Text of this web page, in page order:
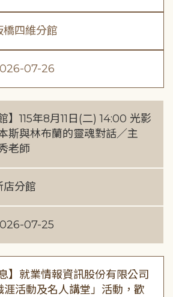
橋四維分館
07-26
】115年8月11日(二) 14:00 光影
斯與林布蘭的靈魂對話／主
老師
店分館
07-25
】就業情報資訊股份有限公司
涯活動及名人講堂」活動，歡